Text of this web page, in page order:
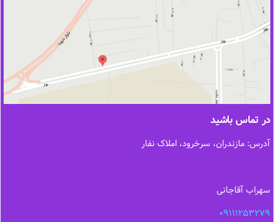
در تماس باشید
آدرس: مازندران، سرخرود، املاک نفار
سهراب آقاجانی
09111253279